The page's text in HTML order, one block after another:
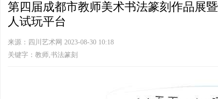
第四届成都市教师美术书法篆刻作品展
人试玩平台
来源：四川艺术网 2023-08-30 10:18
关键字：教师,书法篆刻